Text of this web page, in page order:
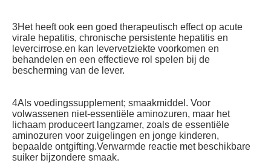
3Het heeft ook een goed therapeutisch effect op acute
virale hepatitis, chronische persistente hepatitis en
levercirrose.en kan levervetziekte voorkomen en
behandelen en een effectieve rol spelen bij de
bescherming van de lever.
4Als voedingssupplement; smaakmiddel. Voor
volwassenen niet-essentiële aminozuren, maar het
lichaam produceert langzamer, zoals de essentiële
aminozuren voor zuigelingen en jonge kinderen,
bepaalde ontgifting.Verwarmde reactie met beschikbare
suiker bijzondere smaak.